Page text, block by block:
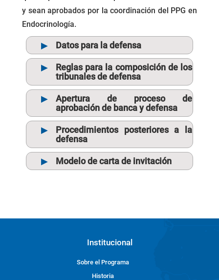
y sean aprobados por la coordinación del PPG en
Endocrinología.
Datos para la defensa
Reglas para la composición de los
tribunales de defensa
Apertura de proceso de
aprobación de banca y defensa
Procedimientos posteriores a la
defensa
Modelo de carta de invitación
Institucional
Sobre el Programa
Historia